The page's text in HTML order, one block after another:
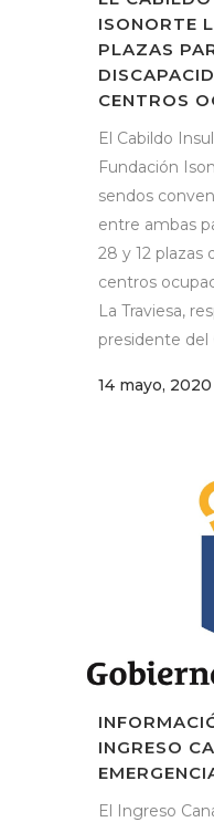
ISONORTE
PLAZAS
CENTROS
El Cabildo
Fundación
sendos
entre ambas
28 y 12 plazas
centros
La Traviesa,
presidente del
14 mayo, 2020
INGRESO
El Ingreso